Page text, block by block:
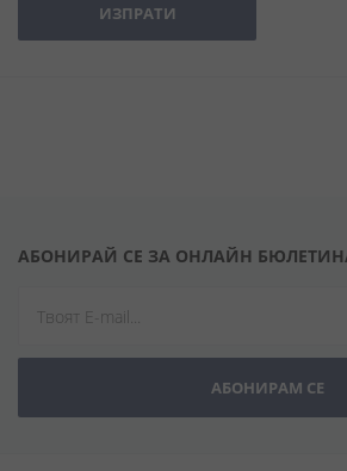
ИЗПРАТИ
АБОНИРАЙ СЕ ЗА ОНЛАЙН
АБОНИРАМ СЕ